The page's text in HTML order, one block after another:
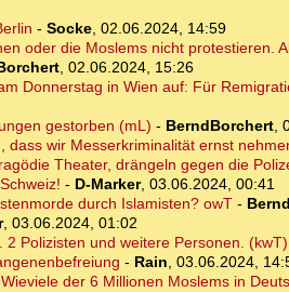
- Socke, 02.06.2024, 14:59
oder die Moslems nicht
, 02.06.2024, 15:26
Donnerstag in Wien auf: Für
gestorben (mL) - BerndBorchert,
dass wir Messerkriminalität ernst
Theater, drängeln gegen die
- D-Marker, 03.06.2024, 00:41
durch Islamisten? owT-
, 03.06.2024, 01:02
Polizisten und weitere Personen. (kwT)
- Rain, 03.06.2024,
der 6 Millionen Moslems in